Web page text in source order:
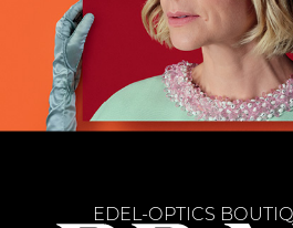
EDEL-OPTICS